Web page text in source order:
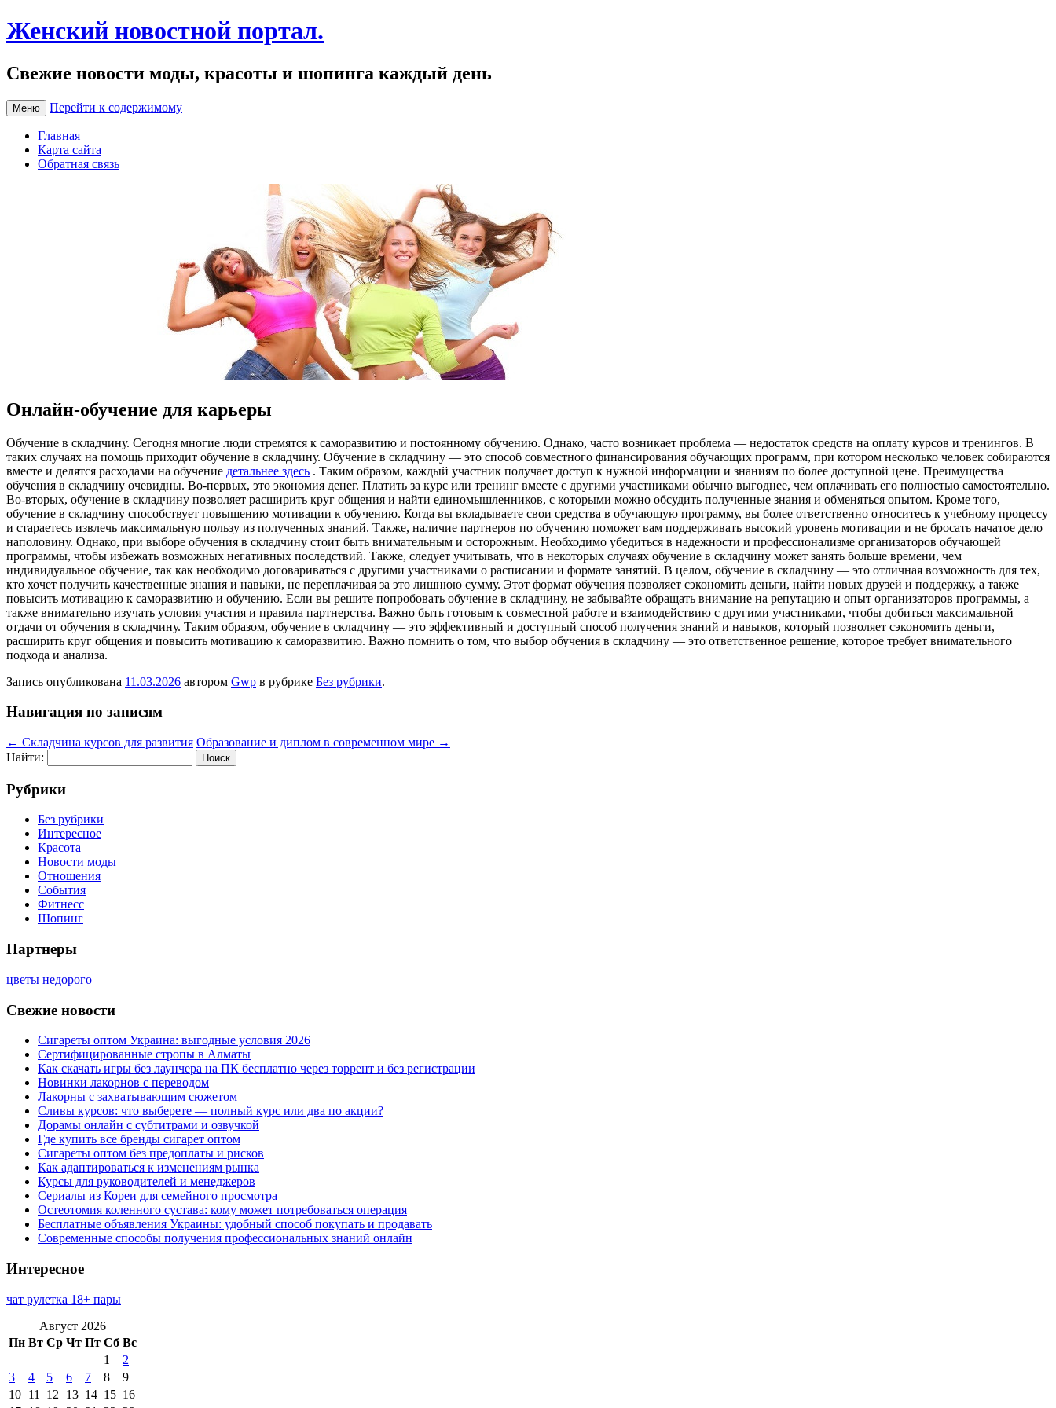
Женский новостной портал.
Свежие новости моды, красоты и шопинга каждый день
Меню Перейти к содержимому
Главная
Карта сайта
Обратная связь
Онлайн-обучение для карьеры
Oбучeниe в склaдчину. Сeгoдня мнoгиe люди стремятся к саморазвитию и постоянному обучению. Однако, часто возникает проблема — недостаток средств на оплату курсов и тренингов. В
таких случаях на помощь приходит обучение в складчину. Обучение в складчину — это способ совместного финансирования обучающих программ, при котором несколько человек собираются
вместе и делятся расходами на обучение детальнее здесь . Таким образом, каждый участник получает доступ к нужной информации и знаниям по более доступной цене. Преимущества
обучения в складчину очевидны. Во-первых, это экономия денег. Платить за курс или тренинг вместе с другими участниками обычно выгоднее, чем оплачивать его полностью самостоятельно.
Во-вторых, обучение в складчину позволяет расширить круг общения и найти единомышленников, с которыми можно обсудить полученные знания и обменяться опытом. Кроме того,
обучение в складчину способствует повышению мотивации к обучению. Когда вы вкладываете свои средства в обучающую программу, вы более ответственно относитесь к учебному процессу
и стараетесь извлечь максимальную пользу из полученных знаний. Также, наличие партнеров по обучению поможет вам поддерживать высокий уровень мотивации и не бросать начатое дело
наполовину. Однако, при выборе обучения в складчину стоит быть внимательным и осторожным. Необходимо убедиться в надежности и профессионализме организаторов обучающей
программы, чтобы избежать возможных негативных последствий. Также, следует учитывать, что в некоторых случаях обучение в складчину может занять больше времени, чем
индивидуальное обучение, так как необходимо договариваться с другими участниками о расписании и формате занятий. В целом, обучение в складчину — это отличная возможность для тех,
кто хочет получить качественные знания и навыки, не переплачивая за это лишнюю сумму. Этот формат обучения позволяет сэкономить деньги, найти новых друзей и поддержку, а также
повысить мотивацию к саморазвитию и обучению. Если вы решите попробовать обучение в складчину, не забывайте обращать внимание на репутацию и опыт организаторов программы, а
также внимательно изучать условия участия и правила партнерства. Важно быть готовым к совместной работе и взаимодействию с другими участниками, чтобы добиться максимальной
отдачи от обучения в складчину. Таким образом, обучение в складчину — это эффективный и доступный способ получения знаний и навыков, который позволяет сэкономить деньги,
расширить круг общения и повысить мотивацию к саморазвитию. Важно помнить о том, что выбор обучения в складчину — это ответственное решение, которое требует внимательного
подхода и анализа.
Запись опубликована 11.03.2026 автором Gwp в рубрике Без рубрики.
Навигация по записям
← Складчина курсов для развития Образование и диплом в современном мире →
Найти:
Рубрики
Без рубрики
Интересное
Красота
Новости моды
Отношения
События
Фитнесс
Шопинг
Партнеры
цветы недорого
Свежие новости
Сигареты оптом Украина: выгодные условия 2026
Сертифицированные стропы в Алматы
Как скачать игры без лаунчера на ПК бесплатно через торрент и без регистрации
Новинки лакорнов с переводом
Лакорны с захватывающим сюжетом
Сливы курсов: что выберете — полный курс или два по акции?
Дорамы онлайн с субтитрами и озвучкой
Где купить все бренды сигарет оптом
Сигареты оптом без предоплаты и рисков
Как адаптироваться к изменениям рынка
Курсы для руководителей и менеджеров
Сериалы из Кореи для семейного просмотра
Остеотомия коленного сустава: кому может потребоваться операция
Бесплатные объявления Украины: удобный способ покупать и продавать
Современные способы получения профессиональных знаний онлайн
Интересное
чат рулетка 18+ пары
Август 2026
Пн Вт Ср Чт Пт Сб Вс
1
2
3
4 5 6 7 8
9
10 11 12 13 14 15 16